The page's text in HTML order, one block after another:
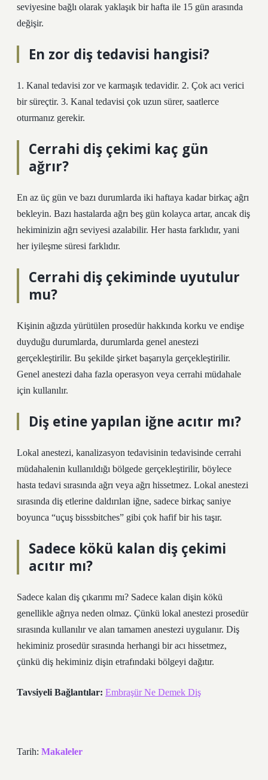
seviyesine bağlı olarak yaklaşık bir hafta ile 15 gün arasında
değişir.
En zor diş tedavisi hangisi?
1. Kanal tedavisi zor ve karmaşık tedavidir. 2. Çok acı verici
bir süreçtir. 3. Kanal tedavisi çok uzun sürer, saatlerce
oturmanız gerekir.
Cerrahi diş çekimi kaç gün
ağrır?
En az üç gün ve bazı durumlarda iki haftaya kadar birkaç ağrı
bekleyin. Bazı hastalarda ağrı beş gün kolayca artar, ancak diş
hekiminizin ağrı seviyesi azalabilir. Her hasta farklıdır, yani
her iyileşme süresi farklıdır.
Cerrahi diş çekiminde uyutulur
mu?
Kişinin ağızda yürütülen prosedür hakkında korku ve endişe
duyduğu durumlarda, durumlarda genel anestezi
gerçekleştirilir. Bu şekilde şirket başarıyla gerçekleştirilir.
Genel anestezi daha fazla operasyon veya cerrahi müdahale
için kullanılır.
Diş etine yapılan iğne acıtır mı?
Lokal anestezi, kanalizasyon tedavisinin tedavisinde cerrahi
müdahalenin kullanıldığı bölgede gerçekleştirilir, böylece
hasta tedavi sırasında ağrı veya ağrı hissetmez. Lokal anestezi
sırasında diş etlerine daldırılan iğne, sadece birkaç saniye
boyunca “uçuş bisssbitches” gibi çok hafif bir his taşır.
Sadece kökü kalan diş çekimi
acıtır mı?
Sadece kalan diş çıkarımı mı? Sadece kalan dişin kökü
genellikle ağrıya neden olmaz. Çünkü lokal anestezi prosedür
sırasında kullanılır ve alan tamamen anestezi uygulanır. Diş
hekiminiz prosedür sırasında herhangi bir acı hissetmez,
çünkü diş hekiminiz dişin etrafındaki bölgeyi dağıtır.
Tavsiyeli Bağlantılar: Embraşür Ne Demek Diş
Tarih: Makaleler